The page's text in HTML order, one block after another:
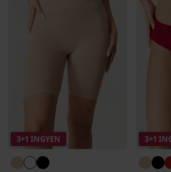
3+1 INGYEN 3+1